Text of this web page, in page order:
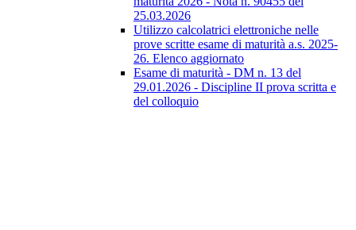
25.03.2026
Utilizzo calcolatrici elettroniche nelle
prove scritte esame di maturità a.s. 2025-
26. Elenco aggiornato
Esame di maturità - DM n. 13 del
29.01.2026 - Discipline II prova scritta e
del colloquio